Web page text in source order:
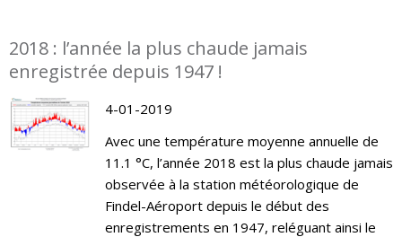
2018 : l’année la plus chaude jamais
enregistrée depuis 1947 !
4-01-2019
Avec une température moyenne annuelle de
11.1 °C, l’année 2018 est la plus chaude jamais
observée à la station météorologique de
Findel-Aéroport depuis le début des
enregistrements en 1947, reléguant ainsi le